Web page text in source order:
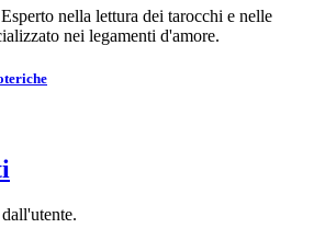
nella lettura dei tarocchi e nelle
nei legamenti d'amore.